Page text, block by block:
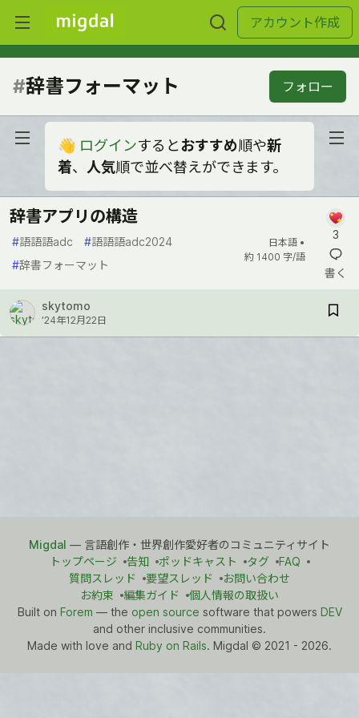
アカウント作成
#辞書フォーマット フォロー
👋 ログインするとおすすめ順や新
着、 人気順で並べ替えができます。
辞書アプリの構造
#語語語adc #語語語adc2024
#辞書フォーマット
日本語 •
約 1400 字/語
3
書く
skytomo
’24年12月22日
Migdal — 言語創作・世界創作愛好者のコミュニティサイト
トップページ
告知 ポッドキャスト タグ
FAQ
質問スレッド
要望スレッド
お問い合わせ
お約束
編集ガイド
個人情報の取扱い
Built on Forem — the open source software that powers DEV
and other inclusive communities.
Made with love and Ruby on Rails. Migdal © 2021 - 2026.